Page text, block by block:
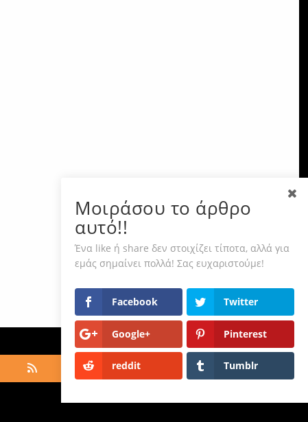
Μοιράσου το άρθρο
αυτό!!
Ένα like ή share δεν στοιχίζει τίποτα, αλλά για
εμάς σημαίνει πολλά! Σας ευχαριστούμε!
Facebook Twitter
Google+ Pinterest
reddit Tumblr